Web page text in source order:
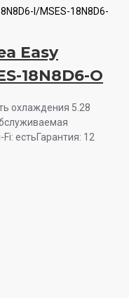
I/MSES-18N8D6-
Easy
18N8D6-O
охлаждения 5.28
естьГарантия: 12